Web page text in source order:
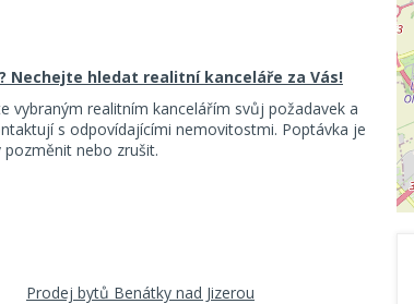
Nechejte hledat realitní kanceláře za Vás!
vybraným realitním kancelářím svůj požadavek a
s odpovídajícími nemovitostmi. Poptávka je
nebo zrušit.
Prodej bytů Benátky nad Jizerou